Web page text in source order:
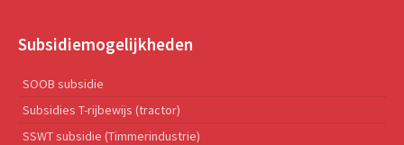
Subsidiemogelijkheden
SOOB subsidie
Subsidies T-rijbewijs (tractor)
SSWT subsidie (Timmerindustrie)